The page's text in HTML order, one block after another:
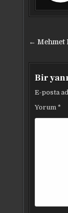
Yazı
← Mehmet
Bir
E-posta
Yorum *